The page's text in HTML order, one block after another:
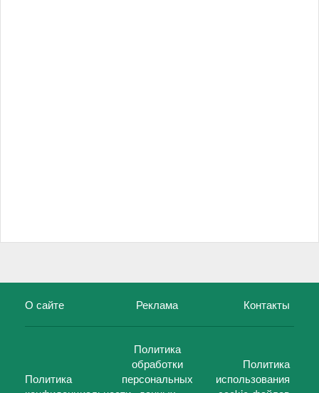
О сайте Реклама Контакты
Политика
Политика
обработки
персональных
Политика
использования